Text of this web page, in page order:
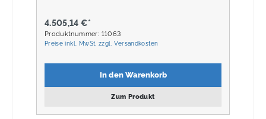
4.505,14 €*
Produktnummer: 11063
Preise inkl. MwSt. zzgl. Versandkosten
In den Warenkorb
Zum Produkt